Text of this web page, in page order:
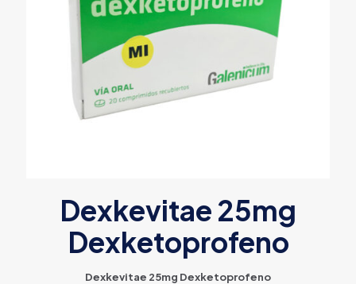
Dexkevitae 25mg
Dexketoprofeno
Dexkevitae 25mg Dexketoprofeno